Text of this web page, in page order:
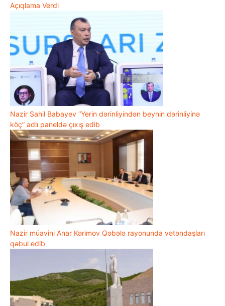
Açıqlama Verdi
Nazir Sahil Babayev “Yerin dərinliyindən beynin dərinliyinə
köç” adlı paneldə çıxış edib
Nazir müavini Anar Kərimov Qəbələ rayonunda vətəndaşları
qəbul edib